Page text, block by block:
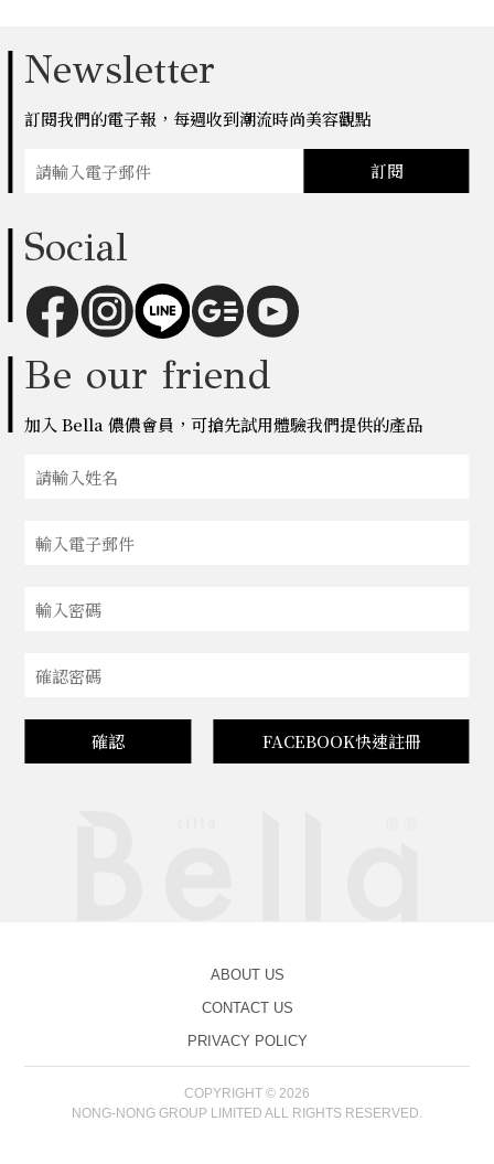
Newsletter
訂閱我們的電子報，每週收到潮流時尚美容觀點
訂閱
Social
Be our friend
加入 Bella 儂儂會員，可搶先試用體驗我們提供的產品
確認 FACEBOOK快速註冊
ABOUT US
CONTACT US
PRIVACY POLICY
COPYRIGHT © 2026
NONG-NONG GROUP LIMITED ALL RIGHTS RESERVED.